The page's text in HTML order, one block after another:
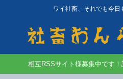
ワイ社畜、それでも今日
相互RSSサイト様募集中です